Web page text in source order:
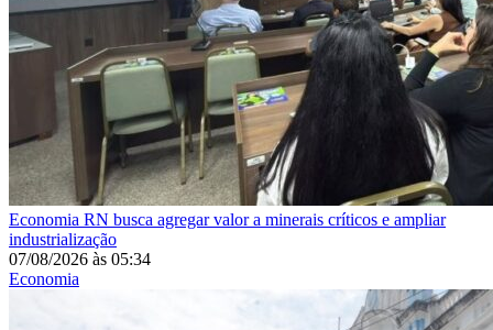
Economia RN busca agregar valor a minerais críticos e ampliar
industrialização
07/08/2026 às 05:34
Economia